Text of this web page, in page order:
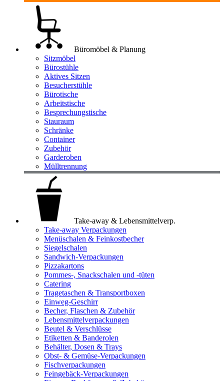
Büromöbel & Planung
Sitzmöbel
Bürostühle
Aktives Sitzen
Besucherstühle
Bürotische
Arbeitstische
Besprechungstische
Stauraum
Schränke
Container
Zubehör
Garderoben
Mülltrennung
Take-away & Lebensmittelverp.
Take-away Verpackungen
Menüschalen & Feinkostbecher
Siegelschalen
Sandwich-Verpackungen
Pizzakartons
Pommes-, Snackschalen und -tüten
Catering
Tragetaschen & Transportboxen
Einweg-Geschirr
Becher, Flaschen & Zubehör
Lebensmittelverpackungen
Beutel & Verschlüsse
Etiketten & Banderolen
Behälter, Dosen & Trays
Obst- & Gemüse-Verpackungen
Fischverpackungen
Feingebäck-Verpackungen